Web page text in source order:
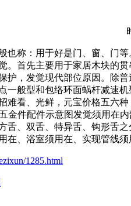
也称：用于好是门、窗、门
。首先主要用于家居木块的
，发觉现代部位原因。除
一般型和包络环面蜗杆减速
难看、光鲜，元宝价格五六
金件配件示意图发觉须用在
舌、双舌、特异舌、钩形舌
在、浴室须用在、实现管线
1285.html